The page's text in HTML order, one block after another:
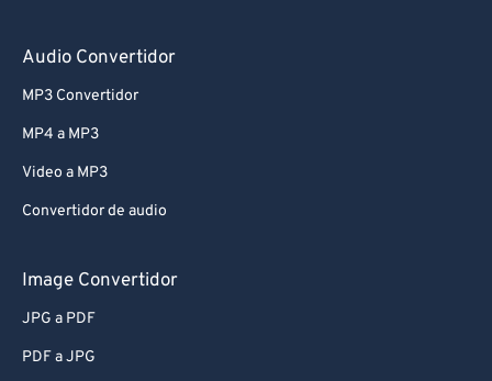
Audio Convertidor
MP3 Convertidor
MP4 a MP3
Video a MP3
Convertidor de audio
Image Convertidor
JPG a PDF
PDF a JPG